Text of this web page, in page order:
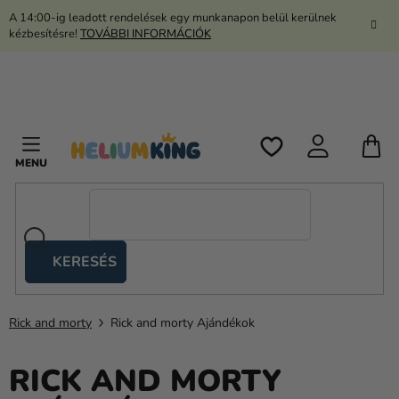
Ugrás
A 14:00-ig leadott rendelések egy munkanapon belül kerülnek
kézbesítésre! TOVÁBBI INFORMÁCIÓK
KERESÉS
sátrak
Kanekalon
Hélium
és
Rick and morty Rick and morty Ajándékok
RICK AND MORTY